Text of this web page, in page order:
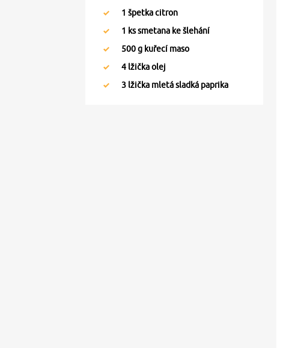
1 špetka citron
1 ks smetana ke šlehání
500g kuřecí maso
4 lžička olej
3 lžička mletá sladká paprika